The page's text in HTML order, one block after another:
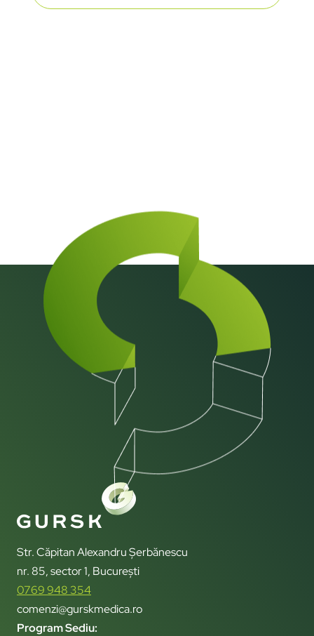
Str. Căpitan Alexandru Șerbănescu
nr. 85, sector 1, București
0769 948 354
comenzi@gurskmedica.ro
Program Sediu: